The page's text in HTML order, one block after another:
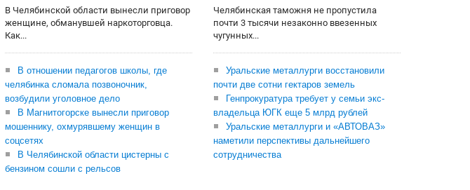
В Челябинской области вынесли приговор
женщине, обманувшей наркоторговца.
Как...
В отношении педагогов школы, где
челябинка сломала позвоночник,
возбудили уголовное дело
В Магнитогорске вынесли приговор
мошеннику, охмурявшему женщин в
соцсетях
В Челябинской области цистерны с
бензином сошли с рельсов
Челябинская таможня не пропустила
почти 3 тысячи незаконно ввезенных
чугунных...
Уральские металлурги восстановили
почти две сотни гектаров земель
Генпрокуратура требует у семьи экс-
владельца ЮГК еще 5 млрд рублей
Уральские металлурги и «АВТОВАЗ»
наметили перспективы дальнейшего
сотрудничества